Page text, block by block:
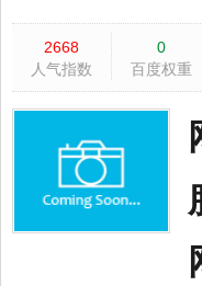
2668
人气指数
0
百度权重